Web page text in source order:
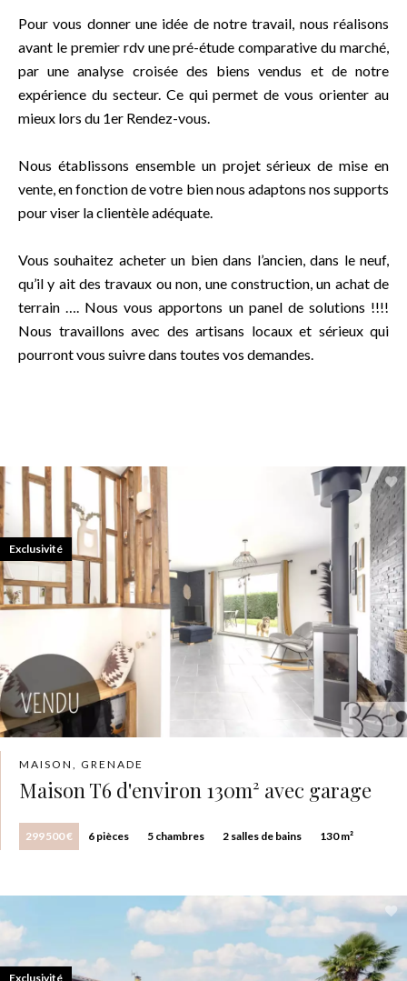
Pour vous donner une idée de notre travail, nous réalisons
avant le premier rdv une pré-étude comparative du marché,
par une analyse croisée des biens vendus et de notre
expérience du secteur. Ce qui permet de vous orienter au
mieux lors du 1er Rendez-vous.
Nous établissons ensemble un projet sérieux de mise en
vente, en fonction de votre bien nous adaptons nos supports
pour viser la clientèle adéquate.
Vous souhaitez acheter un bien dans l’ancien, dans le neuf,
qu’il y ait des travaux ou non, une construction, un achat de
terrain …. Nous vous apportons un panel de solutions !!!!
Nous travaillons avec des artisans locaux et sérieux qui
pourront vous suivre dans toutes vos demandes.
MAISON, GRENADE
Maison T6 d'environ 130m² avec garage
299 500 € 6 pièces 5 chambres 2 salles de bains 130 m²
Exclusivité
Exclusivité